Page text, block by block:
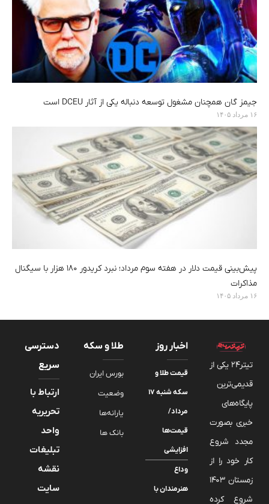
جیمز گان همچنان مشغول توسعه دنباله یکی از آثار DCEU است
۱۶ مرداد ۱۴۰۵
پیش‌بینی قیمت دلار در هفته سوم مرداد؛ نبرد کریدور ۱۸۰ هزار با سیگنال
مذاکرات
۱۶ مرداد ۱۴۰۵
تیتر24 یکی از
قدیمی‌ترین
پایگاه‌های
خبری بصورت
مجدد شروع
کار خود را از
زمستان 1403
شروع کرده
اخبار روز
قیمت طلا و
سکه شنبه ۱۷
مرداد/
قیمت‌ها
افزایشی
وداع
هنرمندان با
طلا و سکه
بورس ایران
وضعیت
یارانه‌ها
بانک ها
دسترسی
سریع
ارتباط با
تحریریه
واحد
تبلیغات
نقشه
سایت